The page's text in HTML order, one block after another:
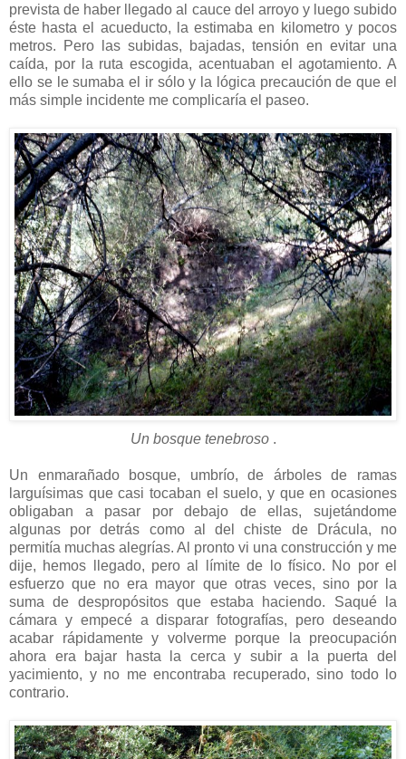
prevista de haber llegado al cauce del arroyo y luego subido
éste hasta el acueducto, la estimaba en kilometro y pocos
metros. Pero las subidas, bajadas, tensión en evitar una
caída, por la ruta escogida, acentuaban el agotamiento. A
ello se le sumaba el ir sólo y la lógica precaución de que el
más simple incidente me complicaría el paseo.
Un bosque tenebroso .
Un enmarañado bosque, umbrío, de árboles de ramas
larguísimas que casi tocaban el suelo, y que en ocasiones
obligaban a pasar por debajo de ellas, sujetándome
algunas por detrás como al del chiste de Drácula, no
permitía muchas alegrías. Al pronto vi una construcción y me
dije, hemos llegado, pero al límite de lo físico. No por el
esfuerzo que no era mayor que otras veces, sino por la
suma de despropósitos que estaba haciendo. Saqué la
cámara y empecé a disparar fotografías, pero deseando
acabar rápidamente y volverme porque la preocupación
ahora era bajar hasta la cerca y subir a la puerta del
yacimiento, y no me encontraba recuperado, sino todo lo
contrario.